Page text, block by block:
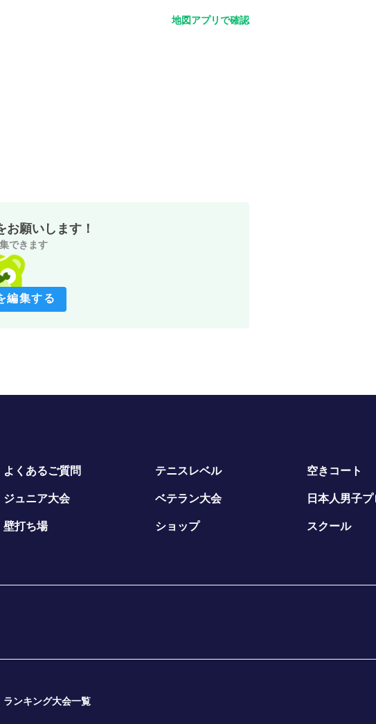
地図アプリで確認
お願いします！
できます
編集する
よくあるご質問 テニスレベル 空きコート
ジュニア大会 ベテラン大会 日本人男子
壁打ち場 ショップ スクール
ランキング大会一覧